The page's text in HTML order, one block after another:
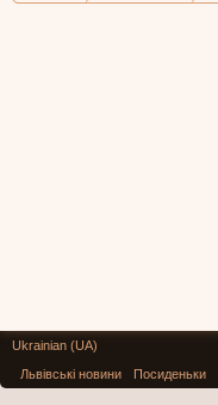
Ukrainian (UA)
Львівські новини
Посиденьки